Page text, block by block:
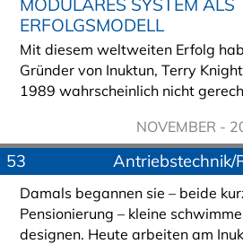
ERFOLGSMODELL
Mit diesem weltweiten Erfolg
Gründer von Inuktun, Terry
1989 wahrscheinlich
NOVEMBER -
53 Antriebstechnik/
Damals begannen sie – beide
Pensionierung – kleine
designen. Heute arbeiten am Inuktun-Hauptsitz in